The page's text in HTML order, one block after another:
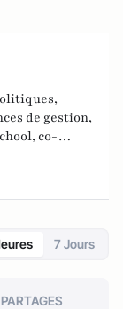
de gestion,
co-
Politique et
7 Jours